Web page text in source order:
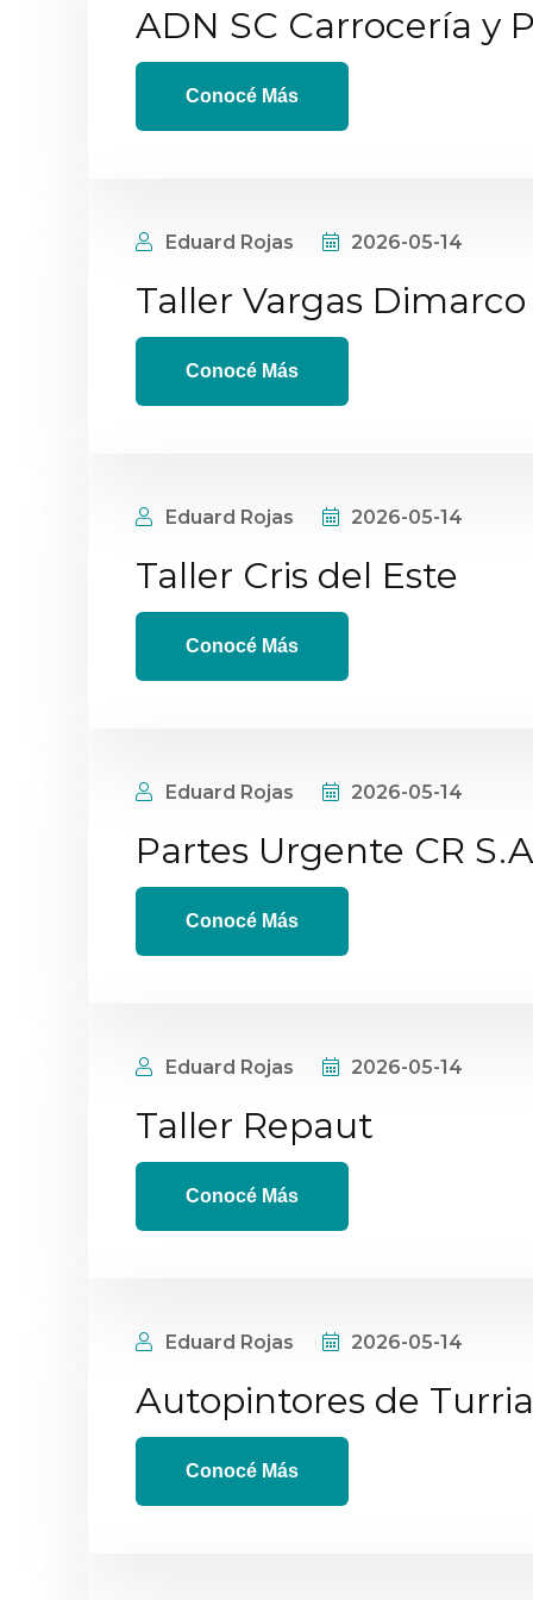
ADN SC Carrocería y
Conocé Más
Eduard Rojas 2026-05-14
Taller Vargas Dimarco
Conocé Más
Eduard Rojas 2026-05-14
Taller Cris del Este
Conocé Más
Eduard Rojas 2026-05-14
Partes Urgente CR
Conocé Más
Eduard Rojas 2026-05-14
Taller Repaut
Conocé Más
Eduard Rojas 2026-05-14
Autopintores de
Conocé Más